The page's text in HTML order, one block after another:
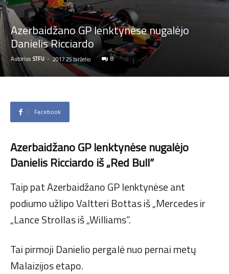
Azerbaidžano GP lenktynėse nugalėjo
Danielis Ricciardo
Autorius STFU - 2017 25 birželio 8
Facebook
Azerbaidžano GP lenktynėse nugalėjo
Danielis Ricciardo iš „Red Bull”
Taip pat Azerbaidžano GP lenktynėse ant
podiumo užlipo Valtteri Bottas iš „Mercedes ir
„Lance Strollas iš „Williams”.
Tai pirmoji Danielio pergalė nuo pernai metų
Malaizijos etapo.